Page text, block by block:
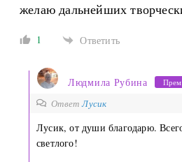
желаю дальнейших
1 Ответить
Людмила Рубина
ОтветЛусик
Лусик, от души благодарю.
светлого!